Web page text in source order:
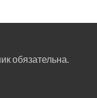
обязательна.